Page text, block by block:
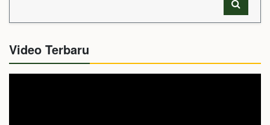
Video Terbaru